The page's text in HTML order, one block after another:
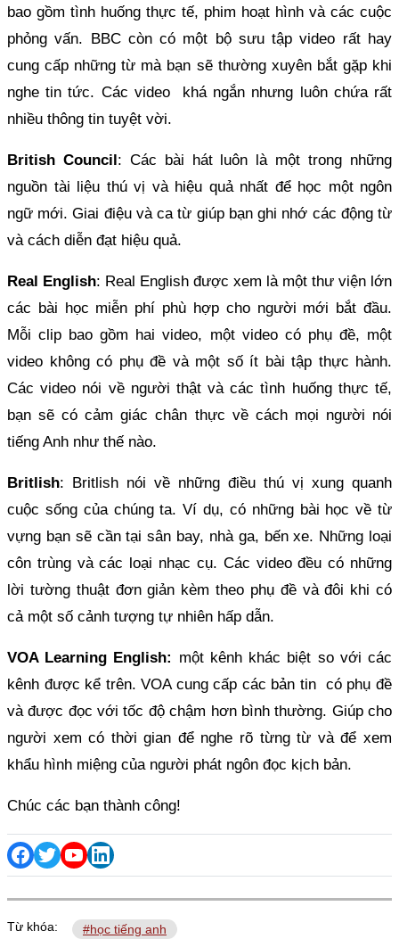
bao gồm tình huống thực tế, phim hoạt hình và các cuộc
phỏng vấn. BBC còn có một bộ sưu tập video rất hay
cung cấp những từ mà bạn sẽ thường xuyên bắt gặp khi
nghe tin tức. Các video khá ngắn nhưng luôn chứa rất
nhiều thông tin tuyệt vời.
British Council: Các bài hát luôn là một trong những
nguồn tài liệu thú vị và hiệu quả nhất để học một ngôn
ngữ mới. Giai điệu và ca từ giúp bạn ghi nhớ các động từ
và cách diễn đạt hiệu quả.
Real English: Real English được xem là một thư viện lớn
các bài học miễn phí phù hợp cho người mới bắt đầu.
Mỗi clip bao gồm hai video, một video có phụ đề, một
video không có phụ đề và một số ít bài tập thực hành.
Các video nói về người thật và các tình huống thực tế,
bạn sẽ có cảm giác chân thực về cách mọi người nói
tiếng Anh như thế nào.
Britlish: Britlish nói về những điều thú vị xung quanh
cuộc sống của chúng ta. Ví dụ, có những bài học về từ
vựng bạn sẽ cần tại sân bay, nhà ga, bến xe. Những loại
côn trùng và các loại nhạc cụ. Các video đều có những
lời tường thuật đơn giản kèm theo phụ đề và đôi khi có
cả một số cảnh tượng tự nhiên hấp dẫn.
VOA Learning English: một kênh khác biệt so với các
kênh được kể trên. VOA cung cấp các bản tin có phụ đề
và được đọc với tốc độ chậm hơn bình thường. Giúp cho
người xem có thời gian để nghe rõ từng từ và để xem
khẩu hình miệng của người phát ngôn đọc kịch bản.
Chúc các bạn thành công!
Từ khóa: #học tiếng anh